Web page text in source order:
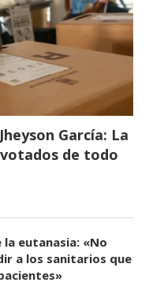
García: La
de todo
la eutanasia: «No
a los sanitarios que